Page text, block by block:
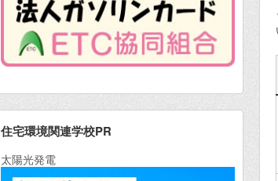
住宅環境関連学校PR
太陽光発電